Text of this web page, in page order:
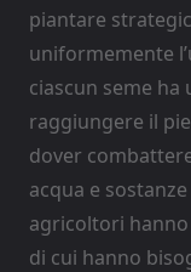
piantare
uniformemente
ciascun seme
raggiungere il
dover
acqua e
agricoltori
di cui hanno